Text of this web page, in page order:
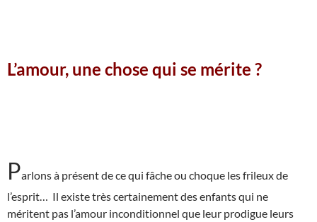
L’amour, une chose qui se mérite ?
Parlons à présent de ce qui fâche ou choque les frileux de
l’esprit… Il existe très certainement des enfants qui ne
méritent pas l’amour inconditionnel que leur prodigue leurs